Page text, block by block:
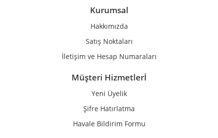
Ürün bilgilerinde hatalar bulunuyor.
Gönder
Kurumsal
Hakkımızda
Satış Noktaları
İletişim ve Hesap Numaraları
Müşteri Hizmetlerİ
Yeni Üyelik
Şifre Hatırlatma
Havale Bildirim Formu